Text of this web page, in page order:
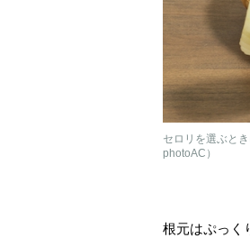
セロリを選ぶと
photoAC）
根元はぷっく